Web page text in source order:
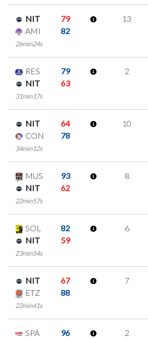
NIT
79
AMI
82
26min24s
13
RES
79
NIT
63
31min17s
2
NIT
64
CON
78
34min12s
10
MUS
93
NIT
62
22min57s
8
SOL
82
NIT
59
23min54s
6
NIT
67
ETZ
88
22min41s
7
SPA
96
2